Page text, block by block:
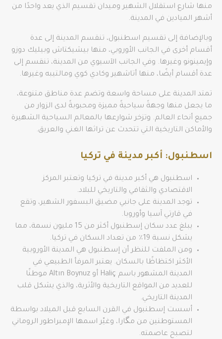
منها شارع استقلال الشهير وميدان تقسيم الذي يعد واحدًا من
أشهر الميادين في المدينة.
وبالإضافة إلى تقسيم اسطنبول، تنقسم المدينة إلى عدة
أقسام أخرى في الجانب الأوروبي، منها بيشيكتاش وبيليك دوزو
وإيمينونو وغيرها. وفي الجانب الآسيوي من المدينة، تنقسم إلى
عدة أقسام أيضًا، منها أتاشهير وكادي كوي ومالتيبه وغيرها.
تمتد المدينة على مساحة واسعة وتضم عدة مناطق متنوعة،
ما يجعل منها وجهةً سياحيةً مميزة ومحبوبةً لدى الزوار من
جميع أنحاء العالم. وتزخر شوارعها بالمعالم السياحية الشهيرة
والأماكن التاريخية التي تتحدث عن تراثها الغني والعريق.
اسطنبول: أكبر مدينة في تركيا
اسطنبول هي أكبر مدينة في تركيا وتعتبر المركز
الاقتصادي والثقافي والتاريخي للبلاد.
توجد المدينة على جانبي مضيق البسفور الشهير، وتقع
في قارتي آسيا وأوروبا.
يبلغ عدد سكان إسطنبول أكثر من 15 مليون نسمة، مما
يشكل نسبة 19٪ من تعداد السكان في تركيا.
ومن الملفت للنظر أن إسطنبول هي المدينة الأوروبية
الأكثر اكتظاظًا بالسكان. يعتبر المرفأ الطبيعي في
المدينة المشهور باسم Haliç أو Altın Boynuz موطنًا
للعديد من المواقع التاريخية والأثرية، والذي يشكل قلب
المدينة التاريخي.
أسست إسطنبول في القرن السابع قبل الميلاد بواسطة
المستوطنين من مگارا، وغيّر اسمها الإمبراطور الروماني
لتصبح عاصمته.